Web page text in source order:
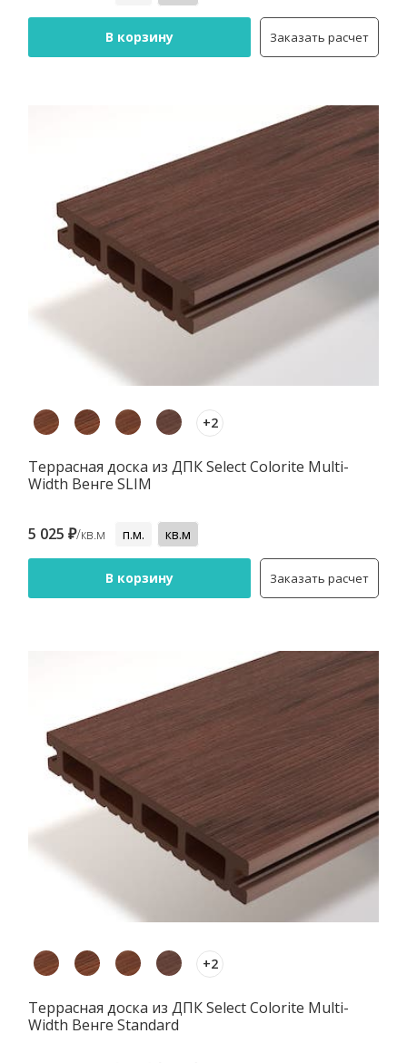
В корзину Заказать расчет
+2
Террасная доска из ДПК Select Colorite Multi-
Width Венге SLIM
5 025 ₽/кв.м п.м. кв.м
В корзину Заказать расчет
+2
Террасная доска из ДПК Select Colorite Multi-
Width Венге Standard